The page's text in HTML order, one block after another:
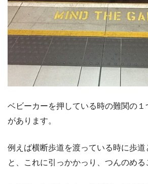
ベビーカーを押している時の難関の１
があります。
例えば横断歩道を渡っている時に歩道
と、これに引っかかっり、つんのめる